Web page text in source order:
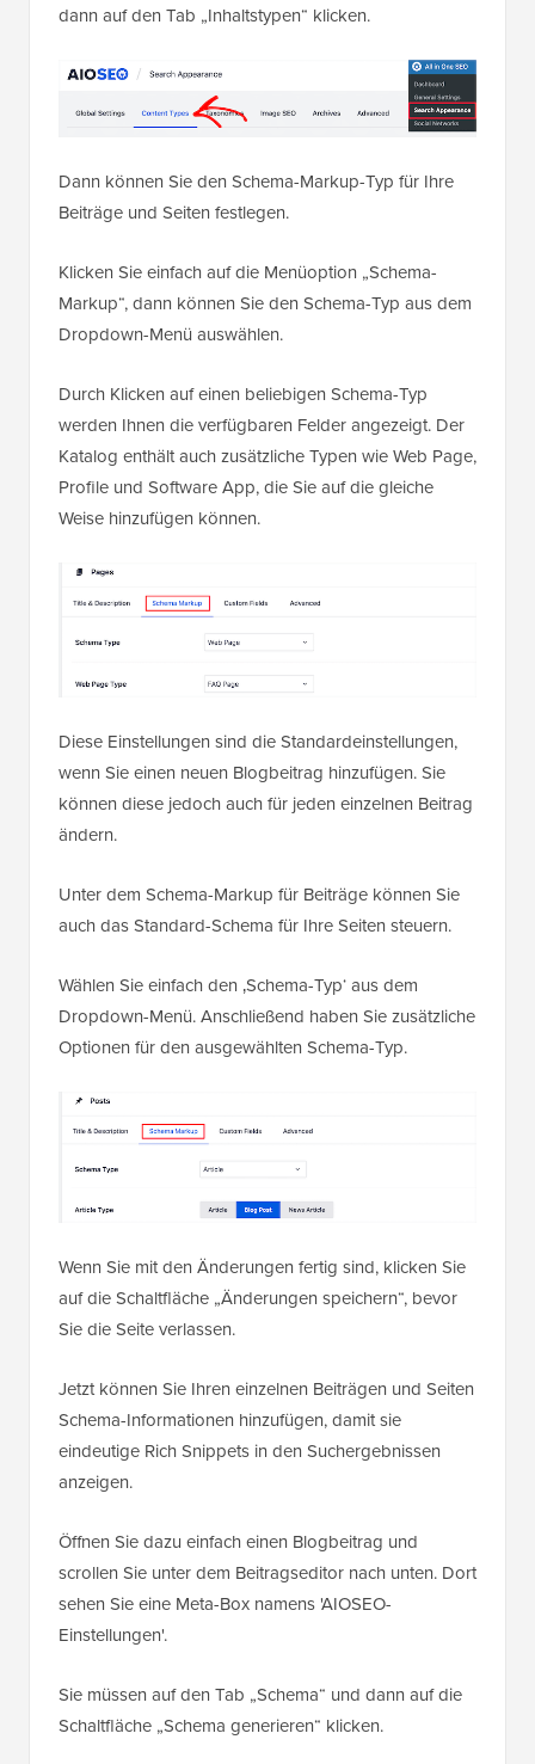
dann auf den Tab „Inhaltstypen“ klicken.
Dann können Sie den Schema-Markup-Typ für Ihre
Beiträge und Seiten festlegen.
Klicken Sie einfach auf die Menüoption „Schema-
Markup“, dann können Sie den Schema-Typ aus dem
Dropdown-Menü auswählen.
Durch Klicken auf einen beliebigen Schema-Typ
werden Ihnen die verfügbaren Felder angezeigt. Der
Katalog enthält auch zusätzliche Typen wie Web Page,
Profile und Software App, die Sie auf die gleiche
Weise hinzufügen können.
Diese Einstellungen sind die Standardeinstellungen,
wenn Sie einen neuen Blogbeitrag hinzufügen. Sie
können diese jedoch auch für jeden einzelnen Beitrag
ändern.
Unter dem Schema-Markup für Beiträge können Sie
auch das Standard-Schema für Ihre Seiten steuern.
Wählen Sie einfach den ‚Schema-Typ‘ aus dem
Dropdown-Menü. Anschließend haben Sie zusätzliche
Optionen für den ausgewählten Schema-Typ.
Wenn Sie mit den Änderungen fertig sind, klicken Sie
auf die Schaltfläche „Änderungen speichern“, bevor
Sie die Seite verlassen.
Jetzt können Sie Ihren einzelnen Beiträgen und Seiten
Schema-Informationen hinzufügen, damit sie
eindeutige Rich Snippets in den Suchergebnissen
anzeigen.
Öffnen Sie dazu einfach einen Blogbeitrag und
scrollen Sie unter dem Beitragseditor nach unten. Dort
sehen Sie eine Meta-Box namens 'AIOSEO-
Einstellungen'.
Sie müssen auf den Tab „Schema“ und dann auf die
Schaltfläche „Schema generieren“ klicken.